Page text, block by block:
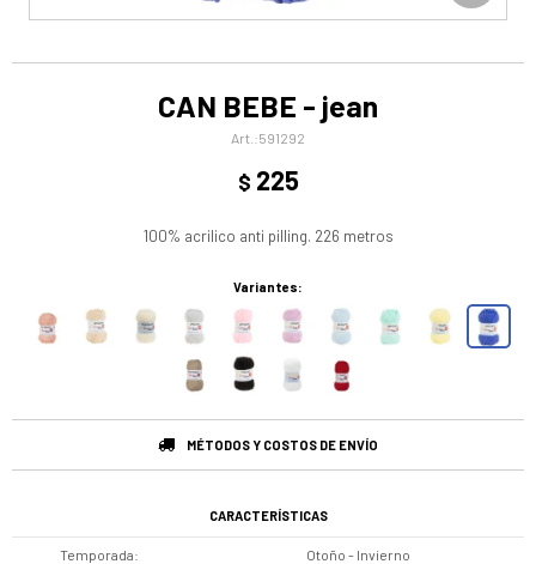
CAN BEBE - jean
591292
$ 225
100% acrilico anti pilling. 226 metros
Variantes:
MÉTODOS Y COSTOS DE ENVÍO
CARACTERÍSTICAS
Temporada Otoño - Invierno